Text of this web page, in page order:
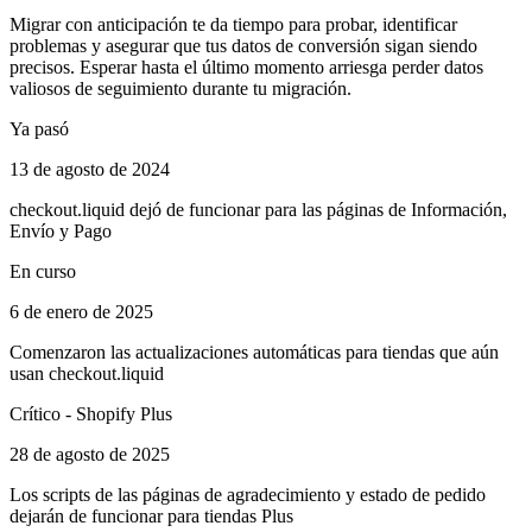
Migrar con anticipación te da tiempo para probar, identificar
problemas y asegurar que tus datos de conversión sigan siendo
precisos. Esperar hasta el último momento arriesga perder datos
valiosos de seguimiento durante tu migración.
Ya pasó
13 de agosto de 2024
checkout.liquid dejó de funcionar para las páginas de Información,
Envío y Pago
En curso
6 de enero de 2025
Comenzaron las actualizaciones automáticas para tiendas que aún
usan checkout.liquid
Crítico - Shopify Plus
28 de agosto de 2025
Los scripts de las páginas de agradecimiento y estado de pedido
dejarán de funcionar para tiendas Plus